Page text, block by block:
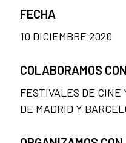
FECHA
10 DICIEMBRE 2020
COLABORAMOS CON
FESTIVALES DE CINE
DE MADRID Y